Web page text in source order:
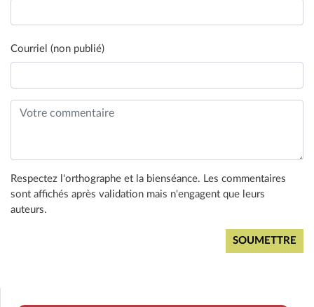
Courriel (non publié)
Respectez l'orthographe et la bienséance. Les commentaires
sont affichés après validation mais n'engagent que leurs
auteurs.